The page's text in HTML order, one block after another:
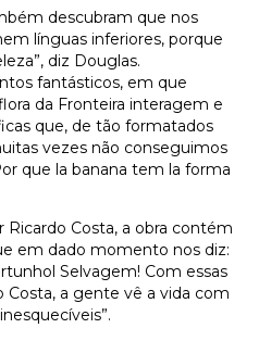
descubram que nos
línguas inferiores, porque
diz Douglas.
fantásticos, em que
da Fronteira interagem e
que, de tão formatados
vezes não conseguimos
que la banana tem la forma
Costa, a obra contém
em dado momento nos diz:
Selvagem! Com essas
Costa, a gente vê a vida com